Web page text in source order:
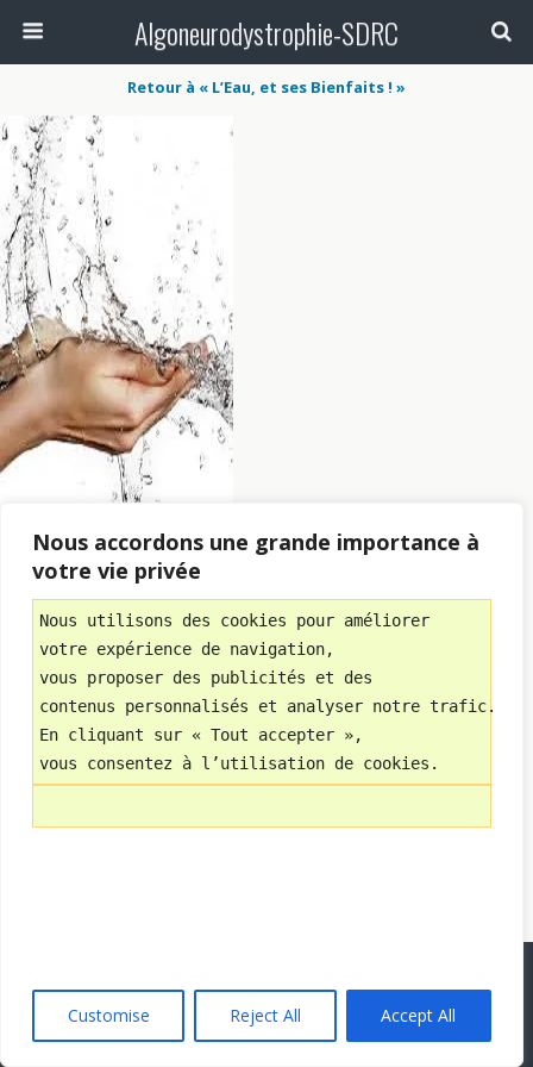
Nous accordons une grande importance à
votre vie privée
Nous utilisons des cookies pour améliorer
votre expérience de navigation,
vous proposer des publicités et des
contenus personnalisés et analyser notre trafic.
En cliquant sur « Tout accepter »,
vous consentez à l’utilisation de cookies.
Customise Reject All Accept All
Algoneurodystrophie-SDRC
Retour à « L’Eau, et ses Bienfaits ! »
« précédent dans la bibliothèque
bibliothèque »
Retour au début